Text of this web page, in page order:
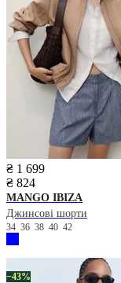
₴ 1 699
₴ 824
MANGO IBIZA
Джинсові шорти
34 36 38 40 42
−43%